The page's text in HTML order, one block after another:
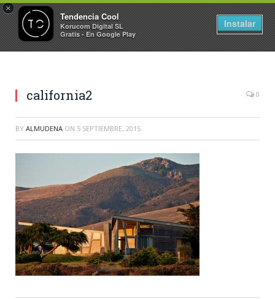
×
Tendencia Cool
Korucom Digital SL
Gratis - En Google Play
Instalar
california2 0
BY ALMUDENA ON 5 SEPTIEMBRE, 2015